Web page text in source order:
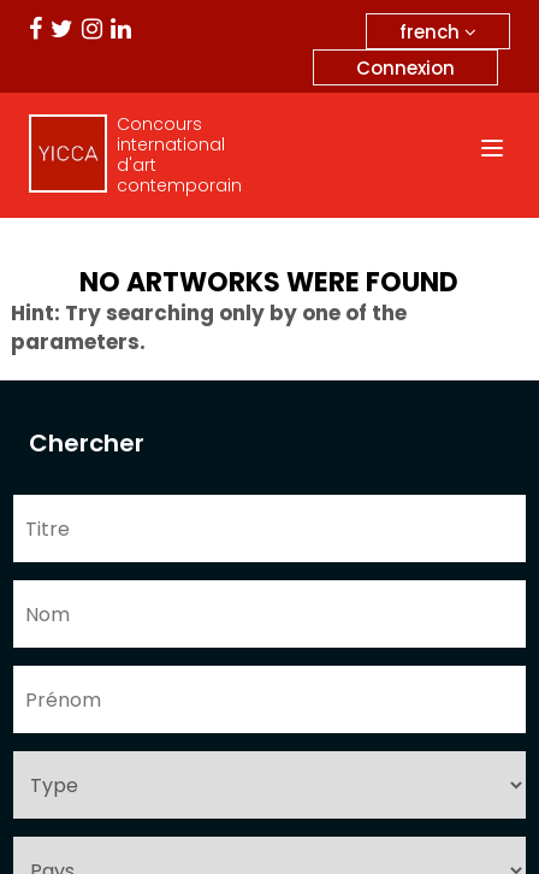
french
Connexion
Concours
international
d'art
contemporain
Chercher
NO ARTWORKS WERE FOUND
Hint: Try searching only by one of the
parameters.